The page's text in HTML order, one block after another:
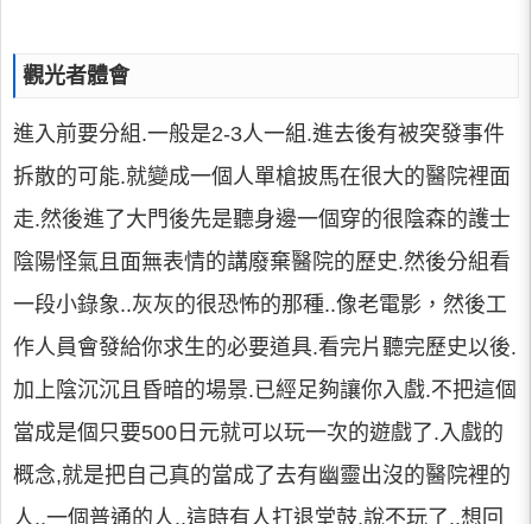
觀光者體會
進入前要分組.一般是2-3人一組.進去後有被突發事件
拆散的可能.就變成一個人單槍披馬在很大的醫院裡面
走.然後進了大門後先是聽身邊一個穿的很陰森的護士
陰陽怪氣且面無表情的講廢棄醫院的歷史.然後分組看
一段小錄象..灰灰的很恐怖的那種..像老電影，然後工
作人員會發給你求生的必要道具.看完片聽完歷史以後.
加上陰沉沉且昏暗的場景.已經足夠讓你入戲.不把這個
當成是個只要500日元就可以玩一次的遊戲了.入戲的
概念,就是把自己真的當成了去有幽靈出沒的醫院裡的
人..一個普通的人..這時有人打退堂鼓.說不玩了..想回